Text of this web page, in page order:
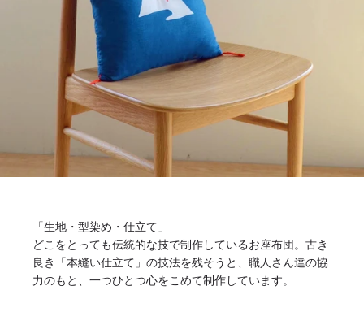
「生地・型染め・仕立て」
どこをとっても伝統的な技で制作しているお座布団。古き
良き「本縫い仕立て」の技法を残そうと、職人さん達の協
力のもと、一つひとつ心をこめて制作しています。